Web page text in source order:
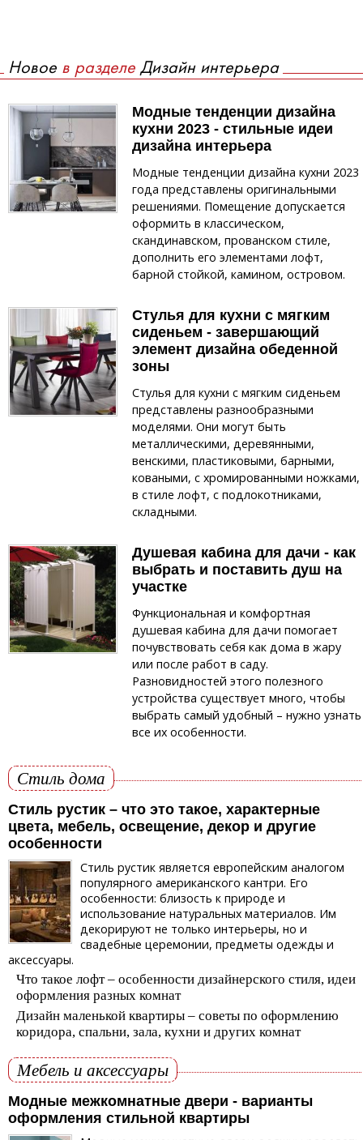
Новое в разделе Дизайн интерьера
Модные тенденции дизайна
кухни 2023 - стильные идеи
дизайна интерьера
Модные тенденции дизайна кухни 2023
года представлены оригинальными
решениями. Помещение допускается
оформить в классическом,
скандинавском, прованском стиле,
дополнить его элементами лофт,
барной стойкой, камином, островом.
Стулья для кухни с мягким
сиденьем - завершающий
элемент дизайна обеденной
зоны
Стулья для кухни с мягким сиденьем
представлены разнообразными
моделями. Они могут быть
металлическими, деревянными,
венскими, пластиковыми, барными,
коваными, с хромированными ножками,
в стиле лофт, с подлокотниками,
складными.
Душевая кабина для дачи - как
выбрать и поставить душ на
участке
Функциональная и комфортная
душевая кабина для дачи помогает
почувствовать себя как дома в жару
или после работ в саду.
Разновидностей этого полезного
устройства существует много, чтобы
выбрать самый удобный – нужно узнать
все их особенности.
Стиль дома
Стиль рустик – что это такое, характерные
цвета, мебель, освещение, декор и другие
особенности
Стиль рустик является европейским аналогом
популярного американского кантри. Его
особенности: близость к природе и
использование натуральных материалов. Им
декорируют не только интерьеры, но и
свадебные церемонии, предметы одежды и
аксессуары.
Что такое лофт – особенности дизайнерского стиля, идеи
оформления разных комнат
Дизайн маленькой квартиры – советы по оформлению
коридора, спальни, зала, кухни и других комнат
Мебель и аксессуары
Модные межкомнатные двери - варианты
оформления стильной квартиры